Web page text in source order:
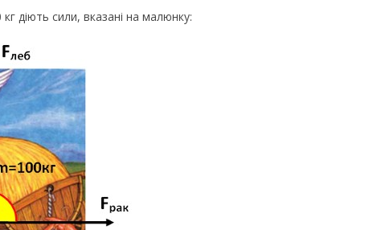
діють сили, вказані на малюнку: